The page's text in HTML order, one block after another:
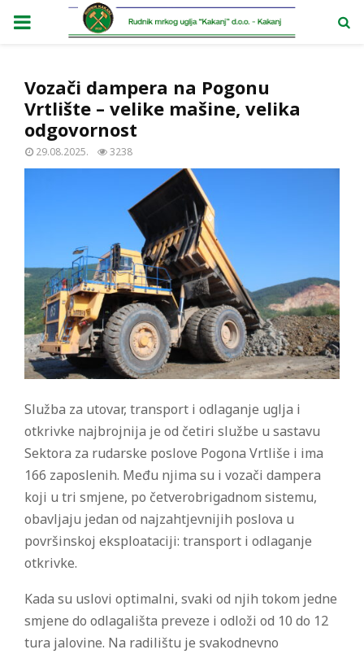
PRIMARY
Vozači dampera na Pogonu
Vrtlište – velike mašine, velika
odgovornost
29.08.2025. 3238
Služba za utovar, transport i odlaganje uglja i
otkrivke najbrojnija je od četiri službe u sastavu
Sektora za rudarske poslove Pogona Vrtliše i ima
166 zaposlenih. Među njima su i vozači dampera
koji u tri smjene, po četverobrigadnom sistemu,
obavljaju jedan od najzahtjevnijih poslova u
površinskoj eksploataciji: transport i odlaganje
otkrivke.
Kada su uslovi optimalni, svaki od njih tokom jedne
smjene do odlagališta preveze i odloži od 10 do 12
tura jalovine. Na radilištu je svakodnevno